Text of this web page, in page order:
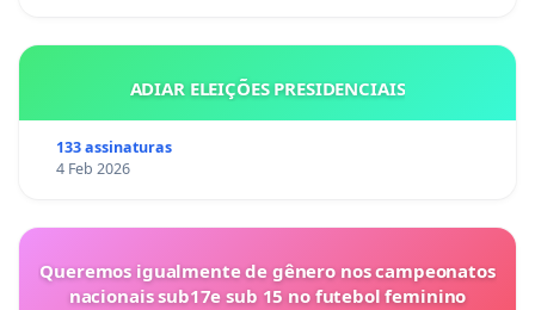
ADIAR ELEIÇÕES PRESIDENCIAIS
133 assinaturas
4 Feb 2026
Queremos igualmente de gênero nos campeonatos
nacionais sub17e sub 15 no futebol feminino